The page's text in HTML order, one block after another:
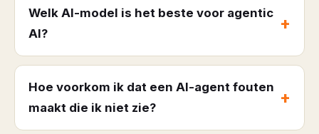
Welk AI-model is het beste voor agentic
AI?
Hoe voorkom ik dat een AI-agent fouten
maakt die ik niet zie?